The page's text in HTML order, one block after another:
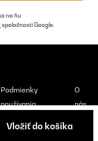
Vložiť do košíka
na ňu
spoločnosti Google.
Podmienky
používania
O
nás